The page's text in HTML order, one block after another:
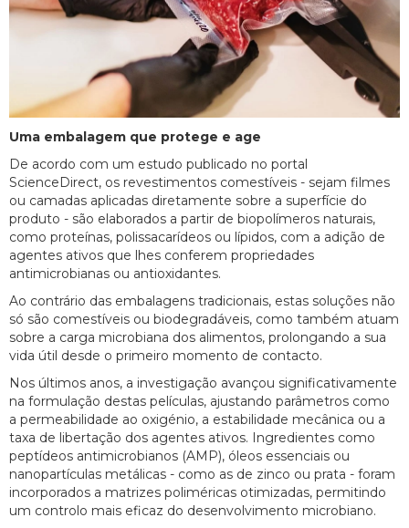
Uma embalagem que protege e age
De acordo com um estudo publicado no portal
ScienceDirect, os revestimentos comestíveis - sejam filmes
ou camadas aplicadas diretamente sobre a superfície do
produto - são elaborados a partir de biopolímeros naturais,
como proteínas, polissacarídeos ou lípidos, com a adição de
agentes ativos que lhes conferem propriedades
antimicrobianas ou antioxidantes.
Ao contrário das embalagens tradicionais, estas soluções não
só são comestíveis ou biodegradáveis, como também atuam
sobre a carga microbiana dos alimentos, prolongando a sua
vida útil desde o primeiro momento de contacto.
Nos últimos anos, a investigação avançou significativamente
na formulação destas películas, ajustando parâmetros como
a permeabilidade ao oxigénio, a estabilidade mecânica ou a
taxa de libertação dos agentes ativos. Ingredientes como
peptídeos antimicrobianos (AMP), óleos essenciais ou
nanopartículas metálicas - como as de zinco ou prata - foram
incorporados a matrizes poliméricas otimizadas, permitindo
um controlo mais eficaz do desenvolvimento microbiano.